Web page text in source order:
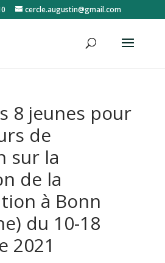
cercle.augustin@gmail.com
8 jeunes pour
de
sur la
de la
à Bonn
du 10-18
2021